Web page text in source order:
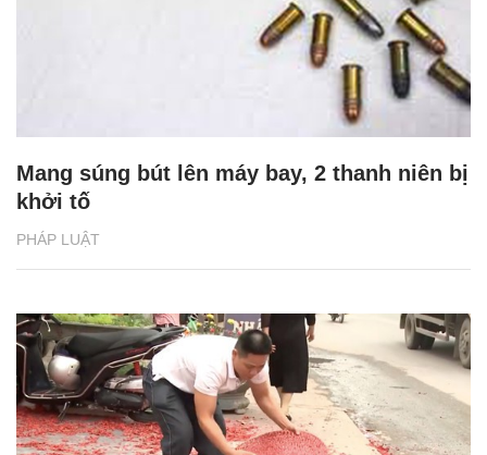
PHÁP LUẬT
Mang súng bút lên máy bay, 2 thanh niên bị
khởi tố